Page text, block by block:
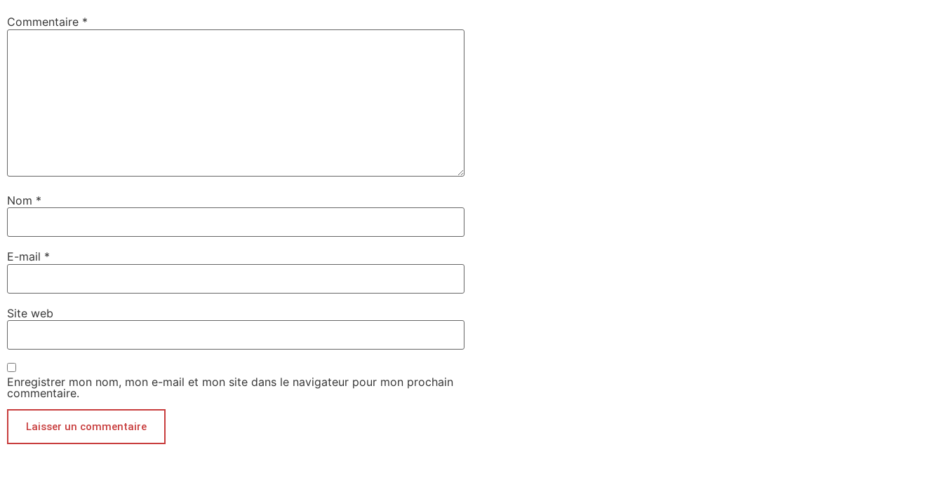
Commentaire *
Nom *
E-mail *
Site web
Enregistrer mon nom, mon e-mail et mon site dans le navigateur pour mon prochain
commentaire.